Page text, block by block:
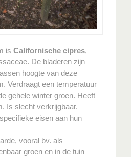
is Californische cipres,
De bladeren zijn
hoogte van deze
Verdraagt een temperatuur
gehele winter groen. Heeft
Is slecht verkrijgbaar.
eisen aan hun
vooral bv. als
groen en in de tuin